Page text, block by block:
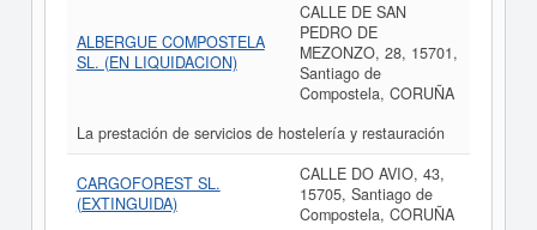
ALBERGUE COMPOSTELA
SL. (EN LIQUIDACION)
CALLE DE SAN
PEDRO DE
MEZONZO, 28, 15701,
Santiago de
Compostela, CORUÑA
La prestación de servicios de hostelería y restauración
CARGOFOREST SL.
(EXTINGUIDA)
CALLE DO AVIO, 43,
15705, Santiago de
Compostela, CORUÑA